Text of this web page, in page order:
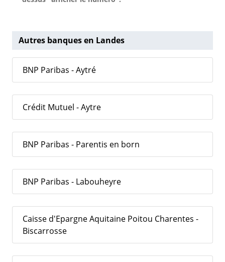
Autres banques en Landes
BNP Paribas - Aytré
Crédit Mutuel - Aytre
BNP Paribas - Parentis en born
BNP Paribas - Labouheyre
Caisse d'Epargne Aquitaine Poitou Charentes -
Biscarrosse